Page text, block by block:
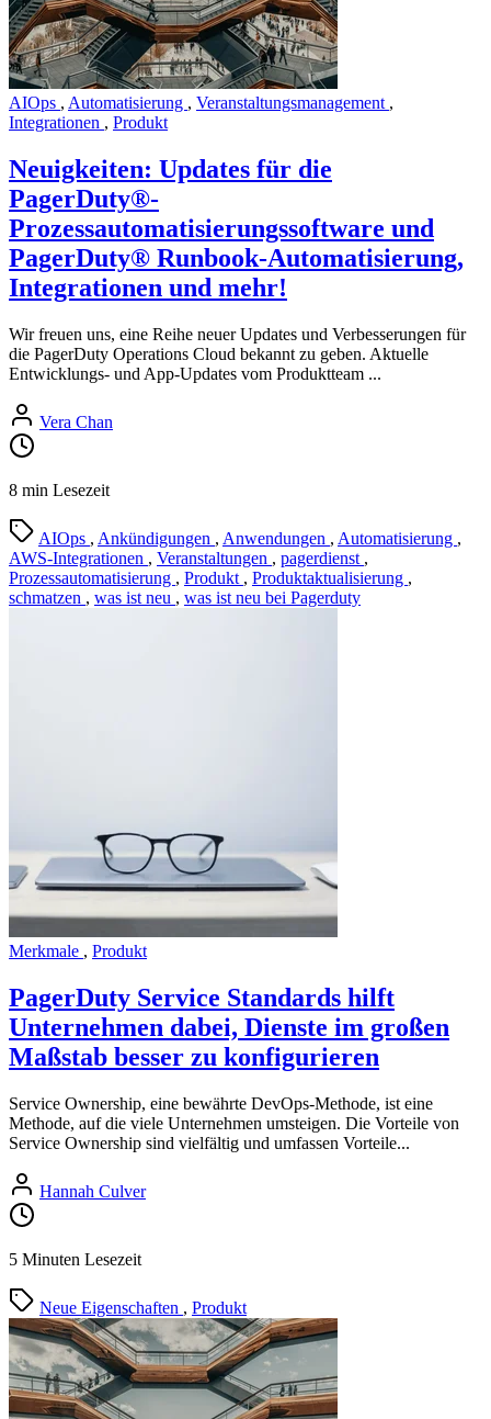
AIOps , Automatisierung , Veranstaltungsmanagement ,
Integrationen , Produkt
Neuigkeiten: Updates für die
PagerDuty®-
Prozessautomatisierungssoftware und
PagerDuty® Runbook-Automatisierung,
Integrationen und mehr!
Wir freuen uns, eine Reihe neuer Updates und Verbesserungen für
die PagerDuty Operations Cloud bekannt zu geben. Aktuelle
Entwicklungs- und App-Updates vom Produktteam ...
Vera Chan
8 min Lesezeit
AIOps , Ankündigungen , Anwendungen , Automatisierung ,
AWS-Integrationen , Veranstaltungen , pagerdienst ,
Prozessautomatisierung , Produkt , Produktaktualisierung ,
schmatzen , was ist neu , was ist neu bei Pagerduty
Merkmale , Produkt
PagerDuty Service Standards hilft
Unternehmen dabei, Dienste im großen
Maßstab besser zu konfigurieren
Service Ownership, eine bewährte DevOps-Methode, ist eine
Methode, auf die viele Unternehmen umsteigen. Die Vorteile von
Service Ownership sind vielfältig und umfassen Vorteile...
Hannah Culver
5 Minuten Lesezeit
Neue Eigenschaften , Produkt